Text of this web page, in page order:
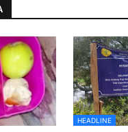
HEADLINE